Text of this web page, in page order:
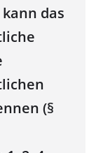
das
(§